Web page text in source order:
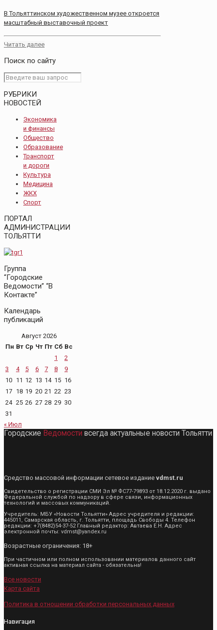
В Тольяттинском художественном музее откроется
масштабный выставочный проект
Читать далее
Поиск по сайту
РУБРИКИ
НОВОСТЕЙ
Экономика
и финансы
Общество
Образование
Транспорт
и дороги
Культура
Медицина
ЖКХ
Спорт
ПОРТАЛ
АДМИНИСТРАЦИИ
ТОЛЬЯТТИ
Группа
“Городские
Ведомости” “В
Контакте”
Календарь
публикаций
Август 2026
Пн Вт Ср Чт Пт Сб Вс
1
2
3
4 5 6 7 8
9
10 11 12 13 14 15 16
17 18 19 20 21 22 23
24 25 26 27 28 29 30
31
« Июл
Городские Ведомости всегда актуальные новости Тольятти
Средство массовой информации сетевое издание vdmst.ru
Свидетельство о регистрации СМИ Эл № ФС77-79893 от 18.12.2020 г. выдано
Федеральной службой по надзору в сфере связи, информационных
технологий и массовых коммуникаций.
Учредитель: МБУ «Новости Тольятти» Адрес учредителя и редакции:
445011, Самарская область, г. Тольятти, площадь Свободы 4. Телефон
редакции: +7(8482)54-37-52 Главный редактор: Автаева Е.Н. Адрес
электронной почты: vdmst@yandex.ru
Возрастные ограничения: 18+
При частичном или полном использовании материалов данного сайт
активная ссылка на материал сайта - обязательна!
Все новости
Карта сайта
Политика в отношении обработки персональных данных
Навигация